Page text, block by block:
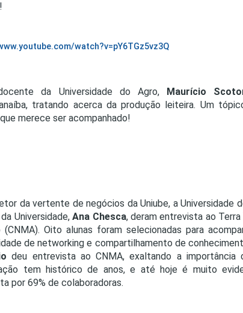
watch?v=pY6TGz5vz3Q
da Universidade do Agro, Maurício
tratando acerca da produção leiteira. Um
merece ser acompanhado!
da vertente de negócios da Uniube, a Universidade
Universidade,Ana Chesca, deram entrevista ao
(CNMA). Oito alunas foram selecionadas para
de networking e compartilhamento de
deu entrevista ao CNMA, exaltando a importância
tem histórico de anos, e até hoje é muito
por 69% de colaboradoras.